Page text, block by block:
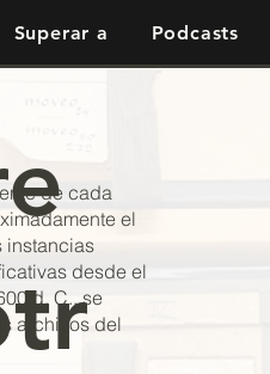
Superar a Podcasts
de cada
el
instancias
desde el
d. C., se
archivos del